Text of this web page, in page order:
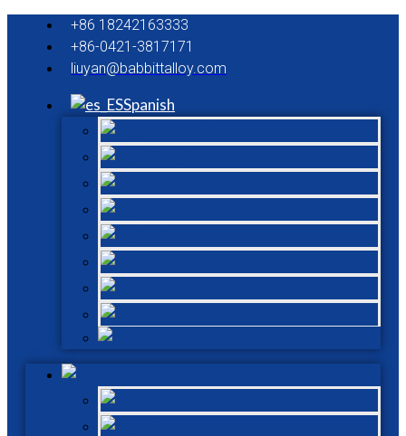
+86 18242163333
+86-0421-3817171
liuyan@babbittalloy.com
Spanish